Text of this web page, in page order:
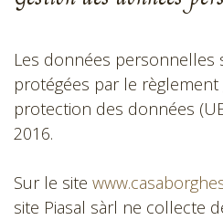
Les données
protégées par le
protection des données
2016.
Sur le site
site Piasal sàrl ne collecte